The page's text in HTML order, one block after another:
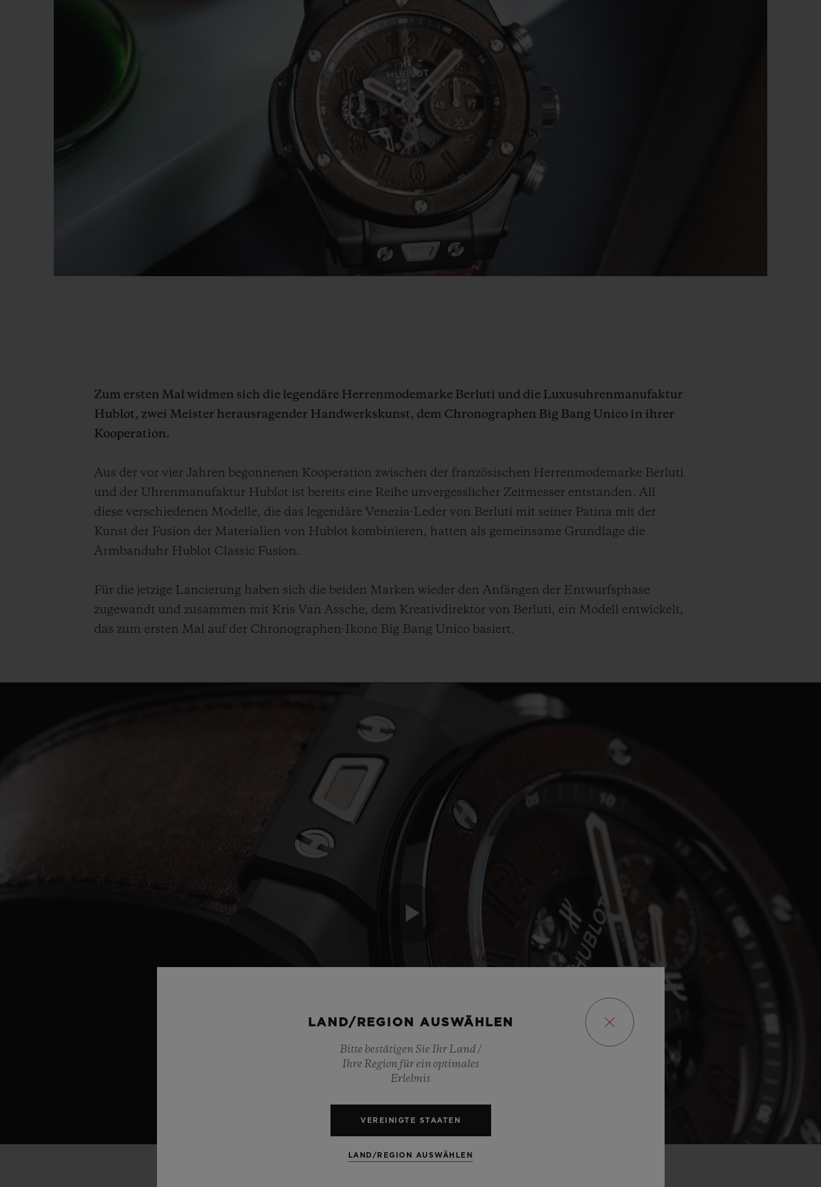
Zum ersten Mal widmen sich die legendäre Herrenmodemarke Berluti und die Luxusuhrenmanufaktur
Hublot, zwei Meister herausragender Handwerkskunst, dem Chronographen Big Bang Unico in ihrer
Kooperation.
Aus der vor vier Jahren begonnenen Kooperation zwischen der französischen Herrenmodemarke Berluti
und der Uhrenmanufaktur Hublot ist bereits eine Reihe unvergesslicher Zeitmesser entstanden. All
diese verschiedenen Modelle, die das legendäre Venezia-Leder von Berluti mit seiner Patina mit der
Kunst der Fusion der Materialien von Hublot kombinieren, hatten als gemeinsame Grundlage die
Armbanduhr Hublot Classic Fusion.
Für die jetzige Lancierung haben sich die beiden Marken wieder den Anfängen der Entwurfsphase
zugewandt und zusammen mit Kris Van Assche, dem Kreativdirektor von Berluti, ein Modell entwickelt,
das zum ersten Mal auf der Chronographen-Ikone Big Bang Unico basiert.
LAND/REGION AUSWÄHLEN
Bitte bestätigen Sie Ihr Land /
Ihre Region für ein optimales
Erlebnis
VEREINIGTE STAATEN
LAND/REGION AUSWÄHLEN
BIG BANG
PEACH CERAMIC
EXKLUSIVE DIENSTLEISTUNGEN
HUBLOTISTA UND
GARANTIEVERLÄNGERUNG
VORAUSSICHTLICHE
LIEFERZEIT
KOSTENLOSE LIEFERUNG